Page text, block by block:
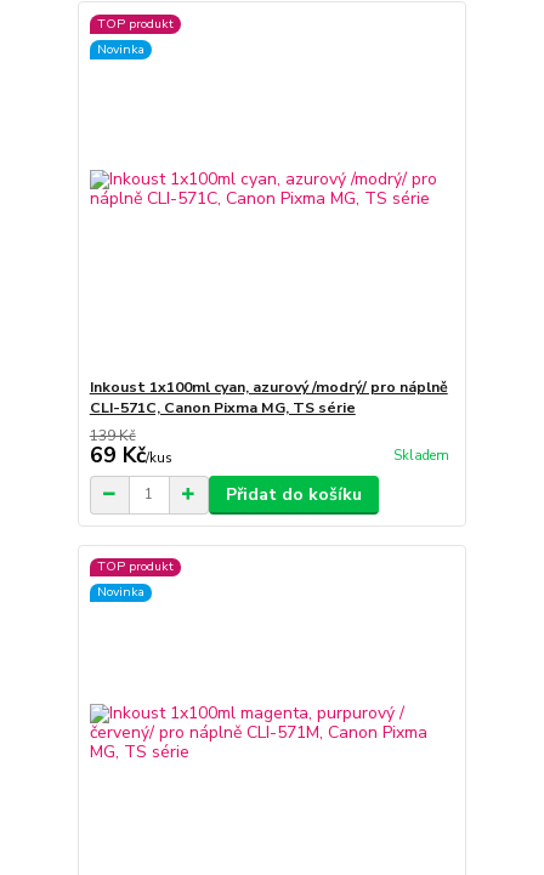
TOP produkt
Novinka
Inkoust 1x100ml cyan, azurový /modrý/ pro náplně
CLI-571C, Canon Pixma MG, TS série
139 Kč
69 Kč/kus Skladem
Přidat do košíku
TOP produkt
Novinka